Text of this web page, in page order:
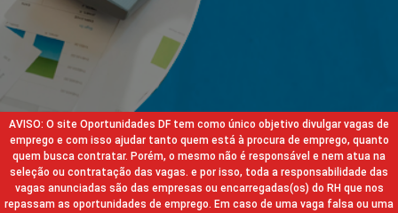
AVISO: O site Oportunidades DF tem como único objetivo divulgar vagas de
emprego e com isso ajudar tanto quem está à procura de emprego, quanto
quem busca contratar. Porém, o mesmo não é responsável e nem atua na
seleção ou contratação das vagas. e por isso, toda a responsabilidade das
vagas anunciadas são das empresas ou encarregadas(os) do RH que nos
repassam as oportunidades de emprego. Em caso de uma vaga falsa ou uma